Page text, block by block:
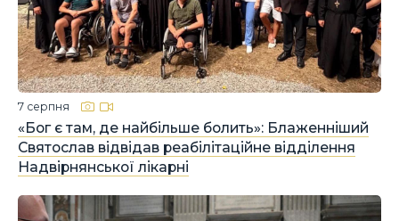
«Бог є там, де найбільше болить»: Блаженніший
Святослав відвідав реабілітаційне відділення
Надвірнянської лікарні
7 серпня